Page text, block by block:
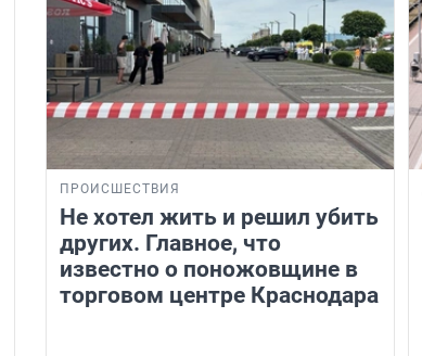
ПРОИСШЕСТВИЯ
Не хотел жить и решил убить
других. Главное, что
известно о поножовщине в
торговом центре Краснодара